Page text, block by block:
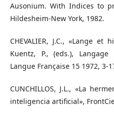
Ausonium. With Indices to
Hildesheim-New York, 1982.
CHEVALIER, J.C., «Lange et
Kuentz, P., (eds.),
Langue Française 15 1972, 3-
CUNCHILLOS, J.L., «La
inteligencia artificial»,